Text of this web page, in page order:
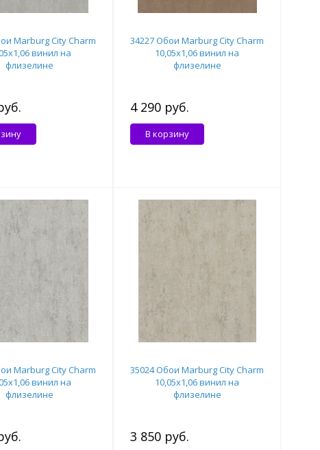
Marburg City Charm
винил на
флизелине
34227 Обои Marburg City Charm
10,05x1,06 винил на
флизелине
4 290 руб.
В корзину
Marburg City Charm
винил на
флизелине
35024 Обои Marburg City Charm
10,05x1,06 винил на
флизелине
3 850 руб.